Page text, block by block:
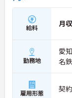
給料 月収
勤務地
愛
名
雇用形態 契